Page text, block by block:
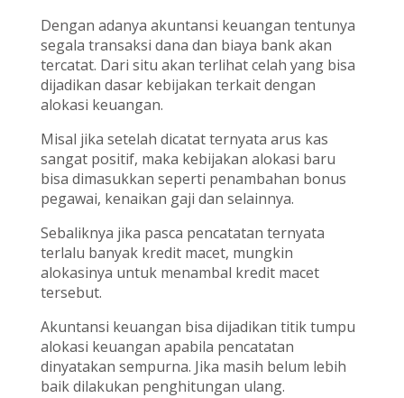
Dengan adanya akuntansi keuangan tentunya
segala transaksi dana dan biaya bank akan
tercatat. Dari situ akan terlihat celah yang bisa
dijadikan dasar kebijakan terkait dengan
alokasi keuangan.
Misal jika setelah dicatat ternyata arus kas
sangat positif, maka kebijakan alokasi baru
bisa dimasukkan seperti penambahan bonus
pegawai, kenaikan gaji dan selainnya.
Sebaliknya jika pasca pencatatan ternyata
terlalu banyak kredit macet, mungkin
alokasinya untuk menambal kredit macet
tersebut.
Akuntansi keuangan bisa dijadikan titik tumpu
alokasi keuangan apabila pencatatan
dinyatakan sempurna. Jika masih belum lebih
baik dilakukan penghitungan ulang.